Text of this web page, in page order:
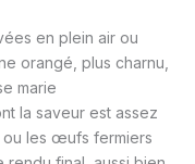
en plein air ou
orangé, plus charnu,
marie
la saveur est assez
les œufs fermiers